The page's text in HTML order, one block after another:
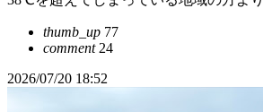
thumb_up 77
comment24
2026/07/20 18:52